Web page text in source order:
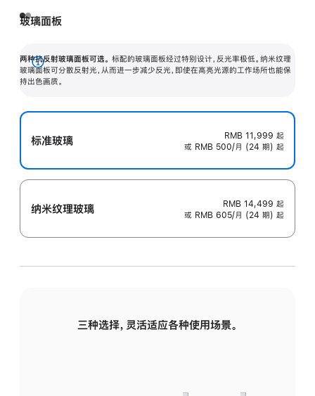
玻璃面板
两种抗反射玻璃面板可选。 标配的玻璃面板经过特别设计，反光率极低。纳米纹理
玻璃面板可分散反射光，从而进一步减少反光，即使在高亮光源的工作场所也能保
持出色画质。
展
开
标准玻璃 RMB 11,999 起
或 RMB 500/月 (24 期) 起
纳米纹理玻璃 RMB 14,499 起
或 RMB 605/月 (24 期) 起
三种选择，灵活适应各种使用场景。